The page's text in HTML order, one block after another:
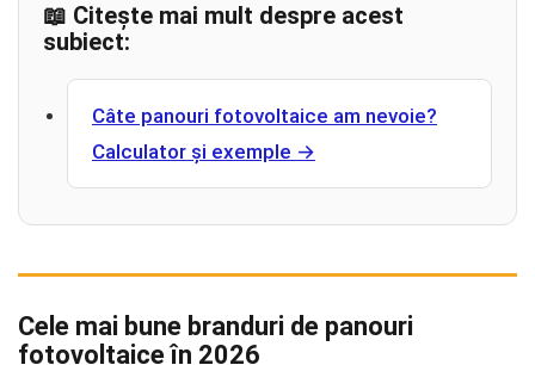
📖 Citește mai mult despre acest
subiect:
Câte panouri fotovoltaice am nevoie?
Calculator și exemple →
Cele mai bune branduri de panouri
fotovoltaice în 2026